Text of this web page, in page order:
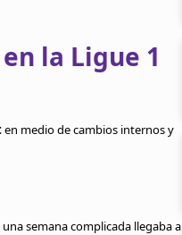
la Ligue 1
en medio de cambios internos y
semana complicada llegaba a